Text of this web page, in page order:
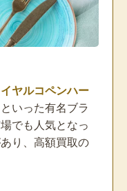
ヤルコペンハー
といった有名ブラ
でも人気となっ
り、高額買取の